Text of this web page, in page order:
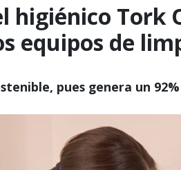
higiénico Tork
equipos de
pues genera un